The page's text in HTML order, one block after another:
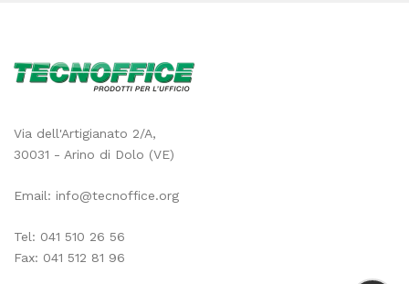
Via dell'Artigianato 2/A,
30031 - Arino di Dolo (VE)
Email: info@tecnoffice.org
Tel: 041 510 26 56
Fax: 041 512 81 96